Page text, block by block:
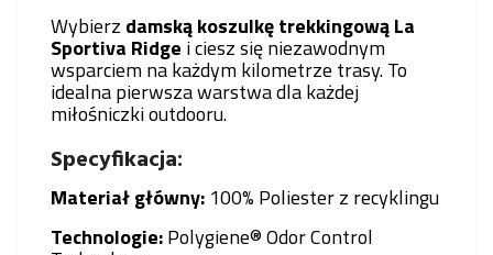
Wybierz damską koszulkę trekkingową La
Sportiva Ridge i ciesz się niezawodnym
wsparciem na każdym kilometrze trasy. To
idealna pierwsza warstwa dla każdej
miłośniczki outdooru.
Specyfikacja:
Materiał główny: 100% Poliester z recyklingu
Technologie:Polygiene® Odor Control